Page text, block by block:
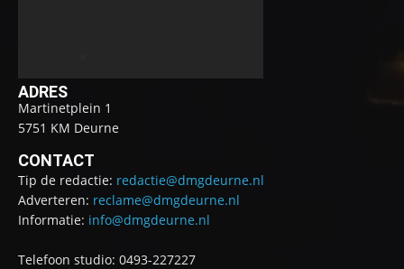
ADRES
Martinetplein 1
5751 KM Deurne
CONTACT
Tip de redactie: redactie@dmgdeurne.nl
Adverteren: reclame@dmgdeurne.nl
Informatie: info@dmgdeurne.nl
Telefoon studio: 0493-227227